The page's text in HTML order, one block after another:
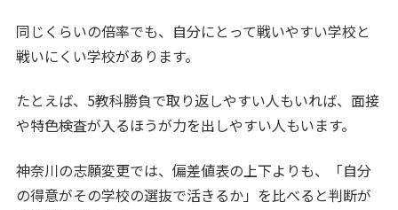
同じくらいの倍率でも、自分にとって戦いやすい学校と
戦いにくい学校があります。
たとえば、5教科勝負で取り返しやすい人もいれば、面接
や特色検査が入るほうが力を出しやすい人もいます。
神奈川の志願変更では、偏差値表の上下よりも、「自分
の得意がその学校の選抜で活きるか」を比べると判断が